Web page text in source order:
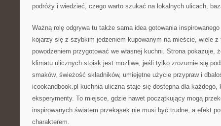
podróży i wiedzieć, czego warto szukać na lokalnych ulicach,
Ważną rolę odgrywa tu także sama idea gotowania
kojarzy się z szybkim jedzeniem kupowanym na mieście, wiele
powodzeniem przygotować we własnej kuchni. Strona pokazuje,
klimatu ulicznych stoisk jest możliwe, jeśli tylko zrozumie się
smaków, świeżość składników, umiejętne użycie przypraw i
icookandbook.pl kuchnia uliczna staje się dostępna dla każdego,
eksperymenty. To miejsce, gdzie nawet początkujący mogą
inspirowanych światem przekąsek nie musi być trudne, a efekt
charakterem.